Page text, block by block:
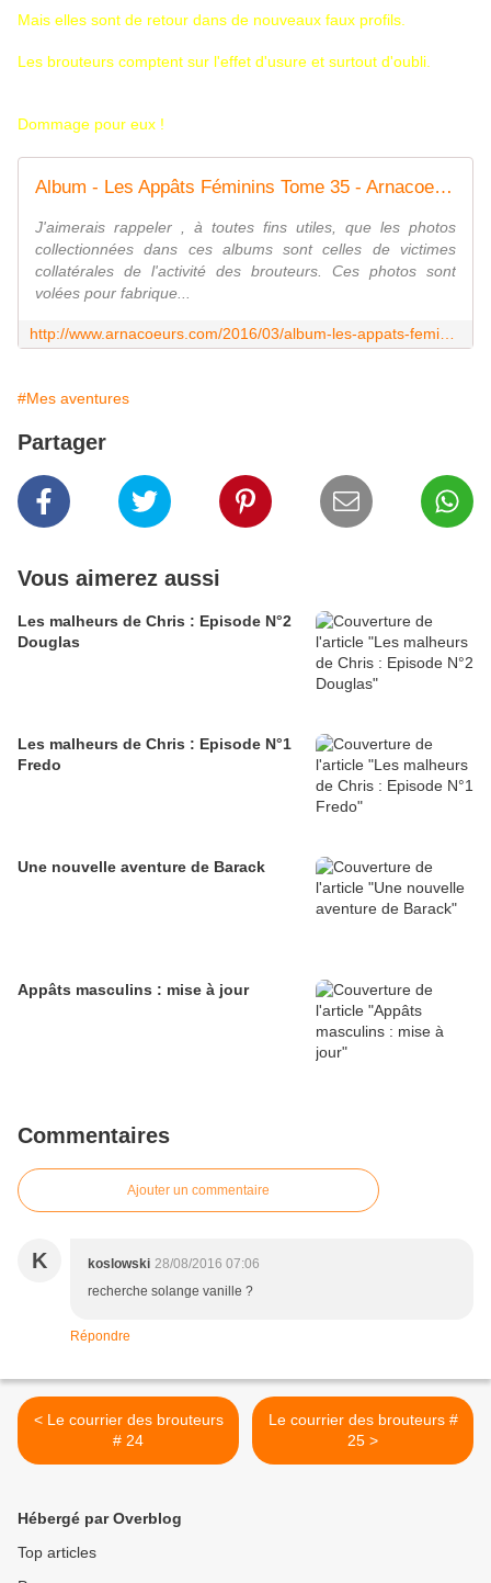
Mais elles sont de retour dans de nouveaux faux profils.
Les brouteurs comptent sur l'effet d'usure et surtout d'oubli.
Dommage pour eux !
Album - Les Appâts Féminins Tome 35 - Arnacoeurs Côte d'Ivoire ©
J'aimerais rappeler , à toutes fins utiles, que les photos
collectionnées dans ces albums sont celles de victimes
collatérales de l'activité des brouteurs. Ces photos sont
volées pour fabrique...
#Mes aventures
Partager
Vous aimerez aussi
Les malheurs de Chris : Episode N°2
Douglas
Les malheurs de Chris : Episode N°1
Fredo
Une nouvelle aventure de Barack
Appâts masculins : mise à jour
Commentaires
Ajouter un commentaire
K koslowski 28/08/2016 07:06
recherche solange vanille ?
Répondre
< Le courrier des brouteurs
# 24
Le courrier des brouteurs #
25 >
Hébergé par Overblog
Top articles